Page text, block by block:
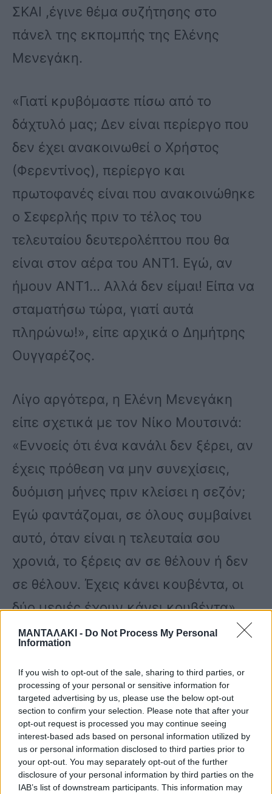
ΜΑΝΤΑΛΑΚΙ - Do Not Process My Personal
Information
If you wish to opt-out of the sale, sharing to third parties, or
processing of your personal or sensitive information for
targeted advertising by us, please use the below opt-out
section to confirm your selection. Please note that after your
opt-out request is processed you may continue seeing
interest-based ads based on personal information utilized by
us or personal information disclosed to third parties prior to
your opt-out. You may separately opt-out of the further
disclosure of your personal information by third parties on the
IAB’s list of downstream participants. This information may
ΣΚΑΙ ,έγινε θέμα συζήτησης στο
πάνελ της εκπομπής της Ελένης
Μενεγάκη.
«Γιατί κρυβόμαστε πίσω από το
δάχτυλό μας; Δεν είναι περίεργο που
δεν έχει ανακοινωθεί ο Χρήστος
(Φερεντίνος), περίεργο και
πρωτοφανές είναι που ανακοινώθηκε
ο Σεφερλής πριν το τέλος του
τελευταίου δευτερολέπτου που θα
είναι στον αέρα του ΑΝΤ1. Εγώ, αν
ήμουν ΑΝΤ1… Αλλά δεν είμαι! Είπα να
σταματήσω τώρα, γιατί αυτά
πληρώνω!», είπε αρχικά ο Δημήτρης
Ουγγαρέζος.
Λίγο αργότερα, η Ελένη Μενεγάκη
είπε σχετικά με τον Νίκο Μουτσινά:
«Εννοείς ότι ένα κανάλι δεν ξέρει, αν
έχεις πρόθεση να μην συνεχίσεις,
δυόμιση μήνες πριν κλείσει η σεζόν;
Εγώ φαντάζομαι, σε όλους συμβαίνει
αυτό, όταν είναι η τελευταία σου
χρονιά, το ξέρεις αν σε θέλουν ή δεν
σε θέλουν. Έχεις κάνει κουβέντα, οι
δύο μεριές έχουν κάνει κουβέντα».
Ο Δημήτρης Ουγγαρέζος απάντησε:
«Δεν μπορείς να ελέγξεις το ότι
ανακοινώθηκε στον αέρα. Κι επειδή
είχαν έτοιμη την ανακοίνωση του
Μάρκου, είχαν όντως κλείσει,
έσπευσαν να το κάνουν. Αν με ρωτάς,
και επικοινωνιακά είναι σφάλμα διότι